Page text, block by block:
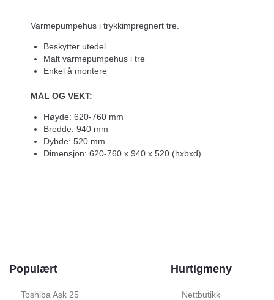
Varmepumpehus i trykkimpregnert tre.
Beskytter utedel
Malt varmepumpehus i tre
Enkel å montere
MÅL OG VEKT:
Høyde: 620-760 mm
Bredde: 940 mm
Dybde: 520 mm
Dimensjon: 620-760 x 940 x 520 (hxbxd)
Populært
Toshiba Ask 25
Hurtigmeny
Nettbutikk